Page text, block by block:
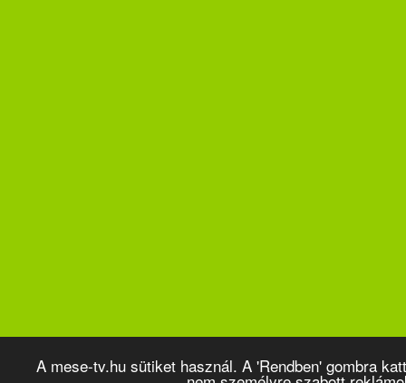
A mese-tv.hu sütiket használ. A 'Rendben' gombra